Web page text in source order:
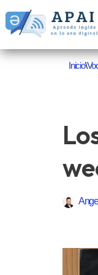
Saltar
al
Inicio\